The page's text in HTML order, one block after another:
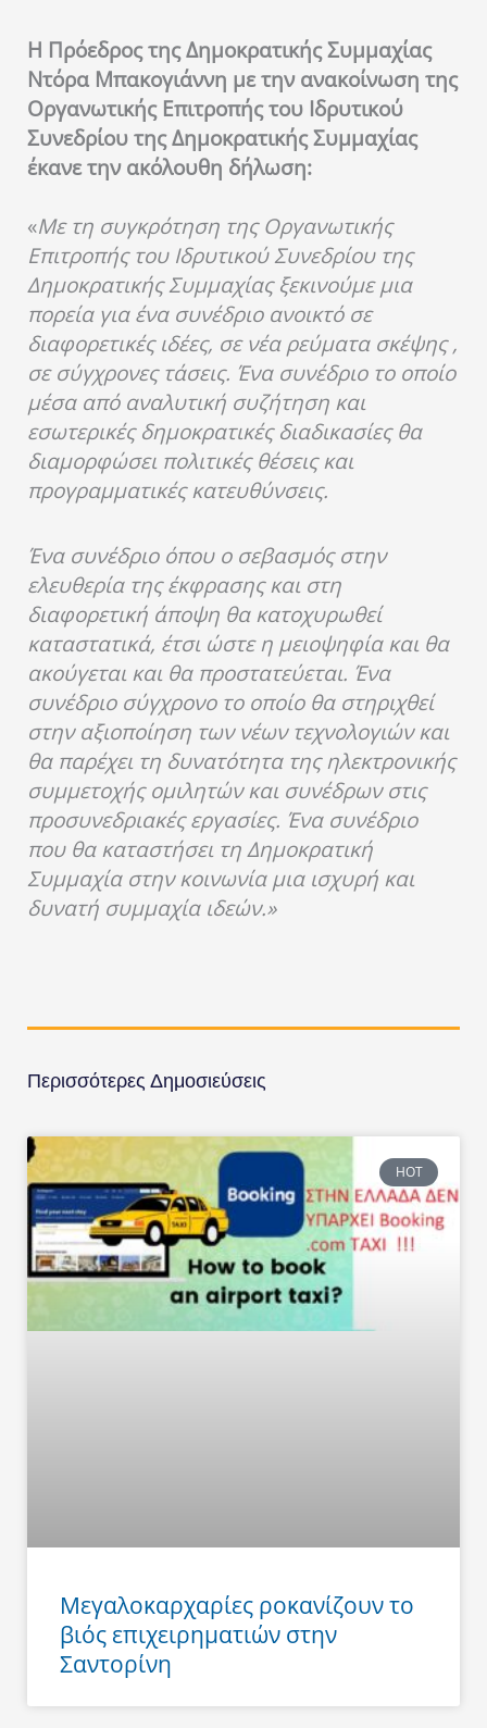
Η Πρόεδρος της Δημοκρατικής Συμμαχίας
Ντόρα Μπακογιάννη με την ανακοίνωση της
Οργανωτικής Επιτροπής του Ιδρυτικού
Συνεδρίου της Δημοκρατικής Συμμαχίας
έκανε την ακόλουθη δήλωση:
«Με τη συγκρότηση της Οργανωτικής
Επιτροπής του Ιδρυτικού Συνεδρίου της
Δημοκρατικής Συμμαχίας ξεκινούμε μια
πορεία για ένα συνέδριο ανοικτό σε
διαφορετικές ιδέες, σε νέα ρεύματα σκέψης ,
σε σύγχρονες τάσεις. Ένα συνέδριο το οποίο
μέσα από αναλυτική συζήτηση και
εσωτερικές δημοκρατικές διαδικασίες θα
διαμορφώσει πολιτικές θέσεις και
προγραμματικές κατευθύνσεις.
Ένα συνέδριο όπου ο σεβασμός στην
ελευθερία της έκφρασης και στη
διαφορετική άποψη θα κατοχυρωθεί
καταστατικά, έτσι ώστε η μειοψηφία και θα
ακούγεται και θα προστατεύεται. Ένα
συνέδριο σύγχρονο το οποίο θα στηριχθεί
στην αξιοποίηση των νέων τεχνολογιών και
θα παρέχει τη δυνατότητα της ηλεκτρονικής
συμμετοχής ομιλητών και συνέδρων στις
προσυνεδριακές εργασίες. Ένα συνέδριο
που θα καταστήσει τη Δημοκρατική
Συμμαχία στην κοινωνία μια ισχυρή και
δυνατή συμμαχία ιδεών.»
Περισσότερες Δημοσιεύσεις
HOT
Μεγαλοκαρχαρίες ροκανίζουν το
βιός επιχειρηματιών στην
Σαντορίνη